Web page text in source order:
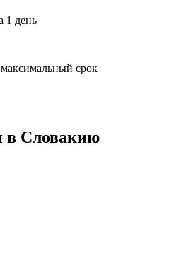
1 день
срок
в Словакию